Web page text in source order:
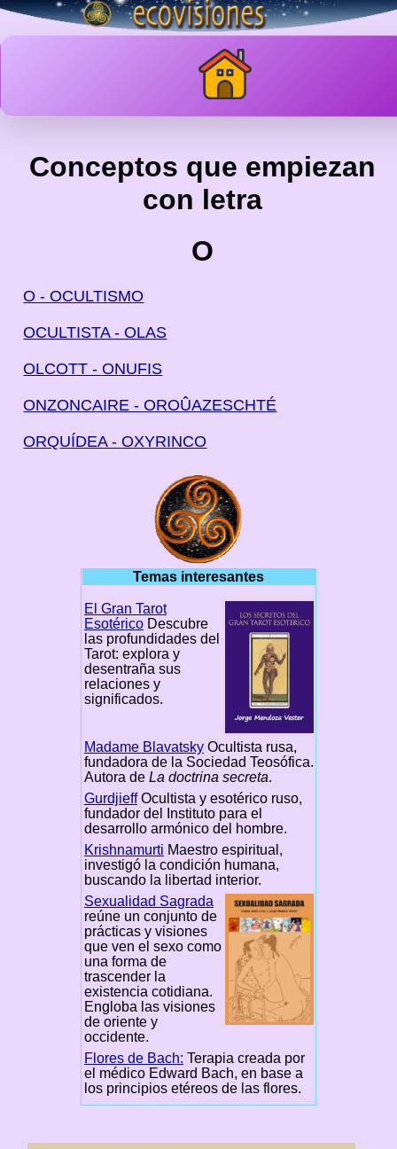
Conceptos que empiezan
con letra
O
O - OCULTISMO
OCULTISTA - OLAS
OLCOTT - ONUFIS
ONZONCAIRE - OROÛAZESCHTÉ
ORQUÍDEA - OXYRINCO
Temas interesantes
El Gran Tarot
EsotéricoDescubre
las profundidades del
Tarot: explora y
desentraña sus
relaciones y
significados.
Madame BlavatskyOcultista rusa,
fundadora de la Sociedad Teosófica.
Autora de La doctrina secreta.
GurdjieffOcultista y esotérico ruso,
fundador del Instituto para el
desarrollo armónico del hombre.
Krishnamurti Maestro espiritual,
investigó la condición humana,
buscando la libertad interior.
Sexualidad Sagrada
reúne un conjunto de
prácticas y visiones
que ven el sexo como
una forma de
trascender la
existencia cotidiana.
Engloba las visiones
de oriente y
occidente.
Flores de Bach: Terapia creada por
el médico Edward Bach, en base a
los principios etéreos de las flores.